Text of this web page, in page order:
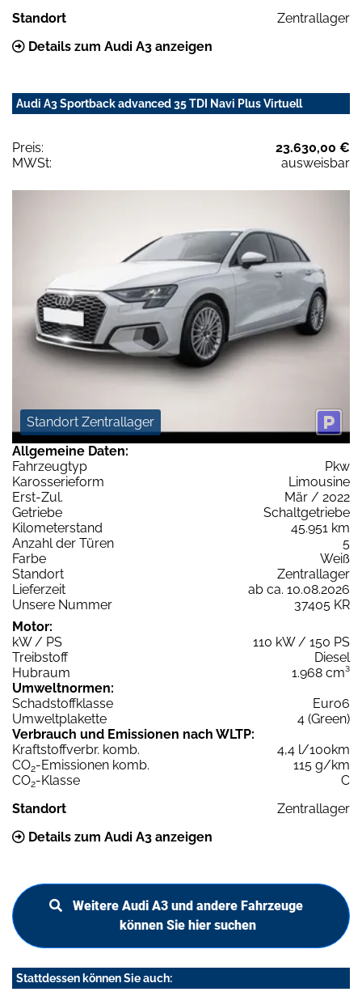
Standort
Zentrallager
Details zum Audi A3 anzeigen
Audi A3 Sportback advanced 35 TDI Navi Plus Virtuell
Preis:
23.630,00 €
MWSt:
ausweisbar
Standort Zentrallager
Allgemeine Daten:
Fahrzeugtyp
Pkw
Karosserieform
Limousine
Erst-Zul.
Mär / 2022
Getriebe
Schaltgetriebe
Kilometerstand
45.951 km
Anzahl der Türen
5
Farbe
Weiß
Standort
Zentrallager
Lieferzeit
ab ca. 10.08.2026
Unsere Nummer
37405 KR
Motor:
kW / PS
110 kW / 150 PS
Treibstoff
Diesel
Hubraum
1.968 cm³
Umweltnormen:
Schadstoffklasse
Euro6
Umweltplakette
4 (Green)
Verbrauch und Emissionen nach WLTP:
Kraftstoffverbr. komb.
4,4 l/100km
CO2-Emissionen komb.
115 g/km
CO2-Klasse
C
Standort
Zentrallager
Details zum Audi A3 anzeigen
Weitere Audi A3 und andere Fahrzeuge
können Sie hier suchen
Stattdessen können Sie auch: